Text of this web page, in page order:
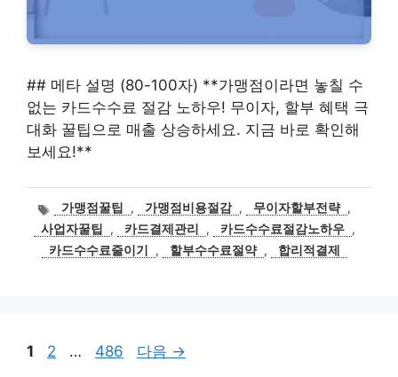
## 메타 설명 (80-100자) **가맹점이라면 놓칠 수
없는 카드수수료 절감 노하우! 무이자, 할부 혜택 극
대화 꿀팁으로 매출 상승하세요. 지금 바로 확인해
보세요!**
태
그
가맹점꿀팁 , 가맹점비용절감 , 무이자할부전략 ,
사업자꿀팁
, 카드결제관리 , 카드수수료절감노하우 ,
카드수수료줄이기
, 할부수수료절약 , 합리적결제
페
1
페
2 …
페
486 다음 →